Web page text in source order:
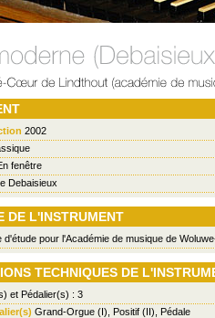
2002
fenêtre
Debaisieux
DE L'INSTRUMENT
d'étude pour l'Académie de musique de
TECHNIQUES DE
et Pédalier(s) : 3
Grand-Orgue (I), Positif (II), Pédale